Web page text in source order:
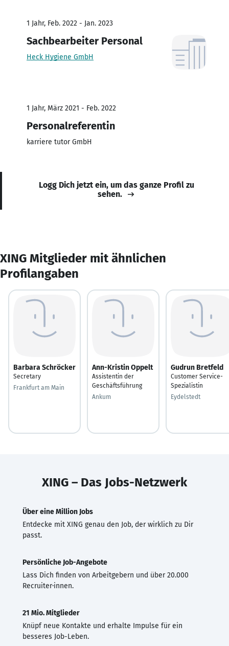
1 Jahr, Feb. 2022 - Jan. 2023
Sachbearbeiter Personal
Heck Hygiene GmbH
1 Jahr, März 2021 - Feb. 2022
Personalreferentin
karriere tutor GmbH
Logg Dich jetzt ein, um das ganze Profil zu
sehen.
XING Mitglieder mit ähnlichen
Profilangaben
Barbara Schröcker
Secretary
Frankfurt am Main
Ann-Kristin Oppelt
Assistentin der
Geschäftsführung
Ankum
Gudrun Bretfeld
Customer Service-
Spezialistin
Eydelstedt
XING – Das Jobs-Netzwerk
Über eine Million Jobs
Entdecke mit XING genau den Job, der wirklich zu Dir
passt.
Persönliche Job-Angebote
Lass Dich finden von Arbeitgebern und über 20.000
Recruiter·innen.
21 Mio. Mitglieder
Knüpf neue Kontakte und erhalte Impulse für ein
besseres Job-Leben.